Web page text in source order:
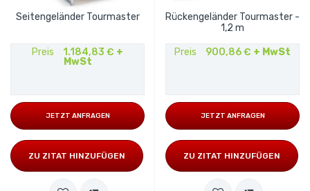
Seitengeländer Tourmaster
Preis 1.184,83 € +
MwSt
JETZT ANFRAGEN
ZU ZITAT HINZUFÜGEN
Rückengeländer Tourmaster -
1,2 m
Preis 900,86 € + MwSt
JETZT ANFRAGEN
ZU ZITAT HINZUFÜGEN